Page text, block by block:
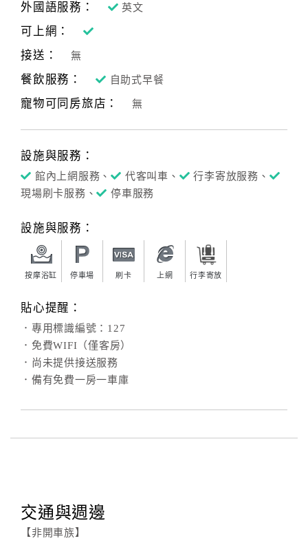
外國語服務： 英文
可上網：
接送：
無
餐飲服務： 自助式早餐
寵物可同房旅店： 無
設施與服務：
館內上網服務、 代客叫車、
行李寄放服務、
現場刷卡服務、
停車服務
設施與服務：
按摩浴缸 停車場 刷卡 上網 行李寄放
貼心提醒：
．專用標識編號：127
．免費WIFI（僅客房）
．尚未提供接送服務
．備有免費一房一車庫
交通與週邊
【非開車族】